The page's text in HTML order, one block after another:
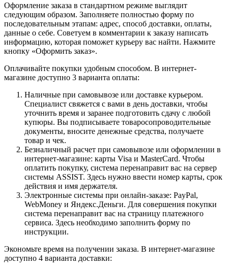
Оформление заказа в стандартном режиме выглядит
следующим образом. Заполняете полностью форму по
последовательным этапам: адрес, способ доставки, оплаты,
данные о себе. Советуем в комментарии к заказу написать
информацию, которая поможет курьеру вас найти. Нажмите
кнопку «Оформить заказ».
Оплачивайте покупки удобным способом. В интернет-
магазине доступно 3 варианта оплаты:
Наличные при самовывозе или доставке курьером.
Специалист свяжется с вами в день доставки, чтобы
уточнить время и заранее подготовить сдачу с любой
купюры. Вы подписываете товаросопроводительные
документы, вносите денежные средства, получаете
товар и чек.
Безналичный расчет при самовывозе или оформлении в
интернет-магазине: карты Visa и MasterCard. Чтобы
оплатить покупку, система перенаправит вас на сервер
системы ASSIST. Здесь нужно ввести номер карты, срок
действия и имя держателя.
Электронные системы при онлайн-заказе: PayPal,
WebMoney и Яндекс.Деньги. Для совершения покупки
система перенаправит вас на страницу платежного
сервиса. Здесь необходимо заполнить форму по
инструкции.
Экономьте время на получении заказа. В интернет-магазине
доступно 4 варианта доставки: